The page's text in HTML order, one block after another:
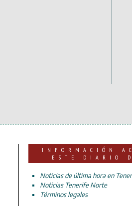
INFORMACIÓN
ESTE DIARIO
Noticias de última hora en
Noticias Tenerife Norte
Términos legales